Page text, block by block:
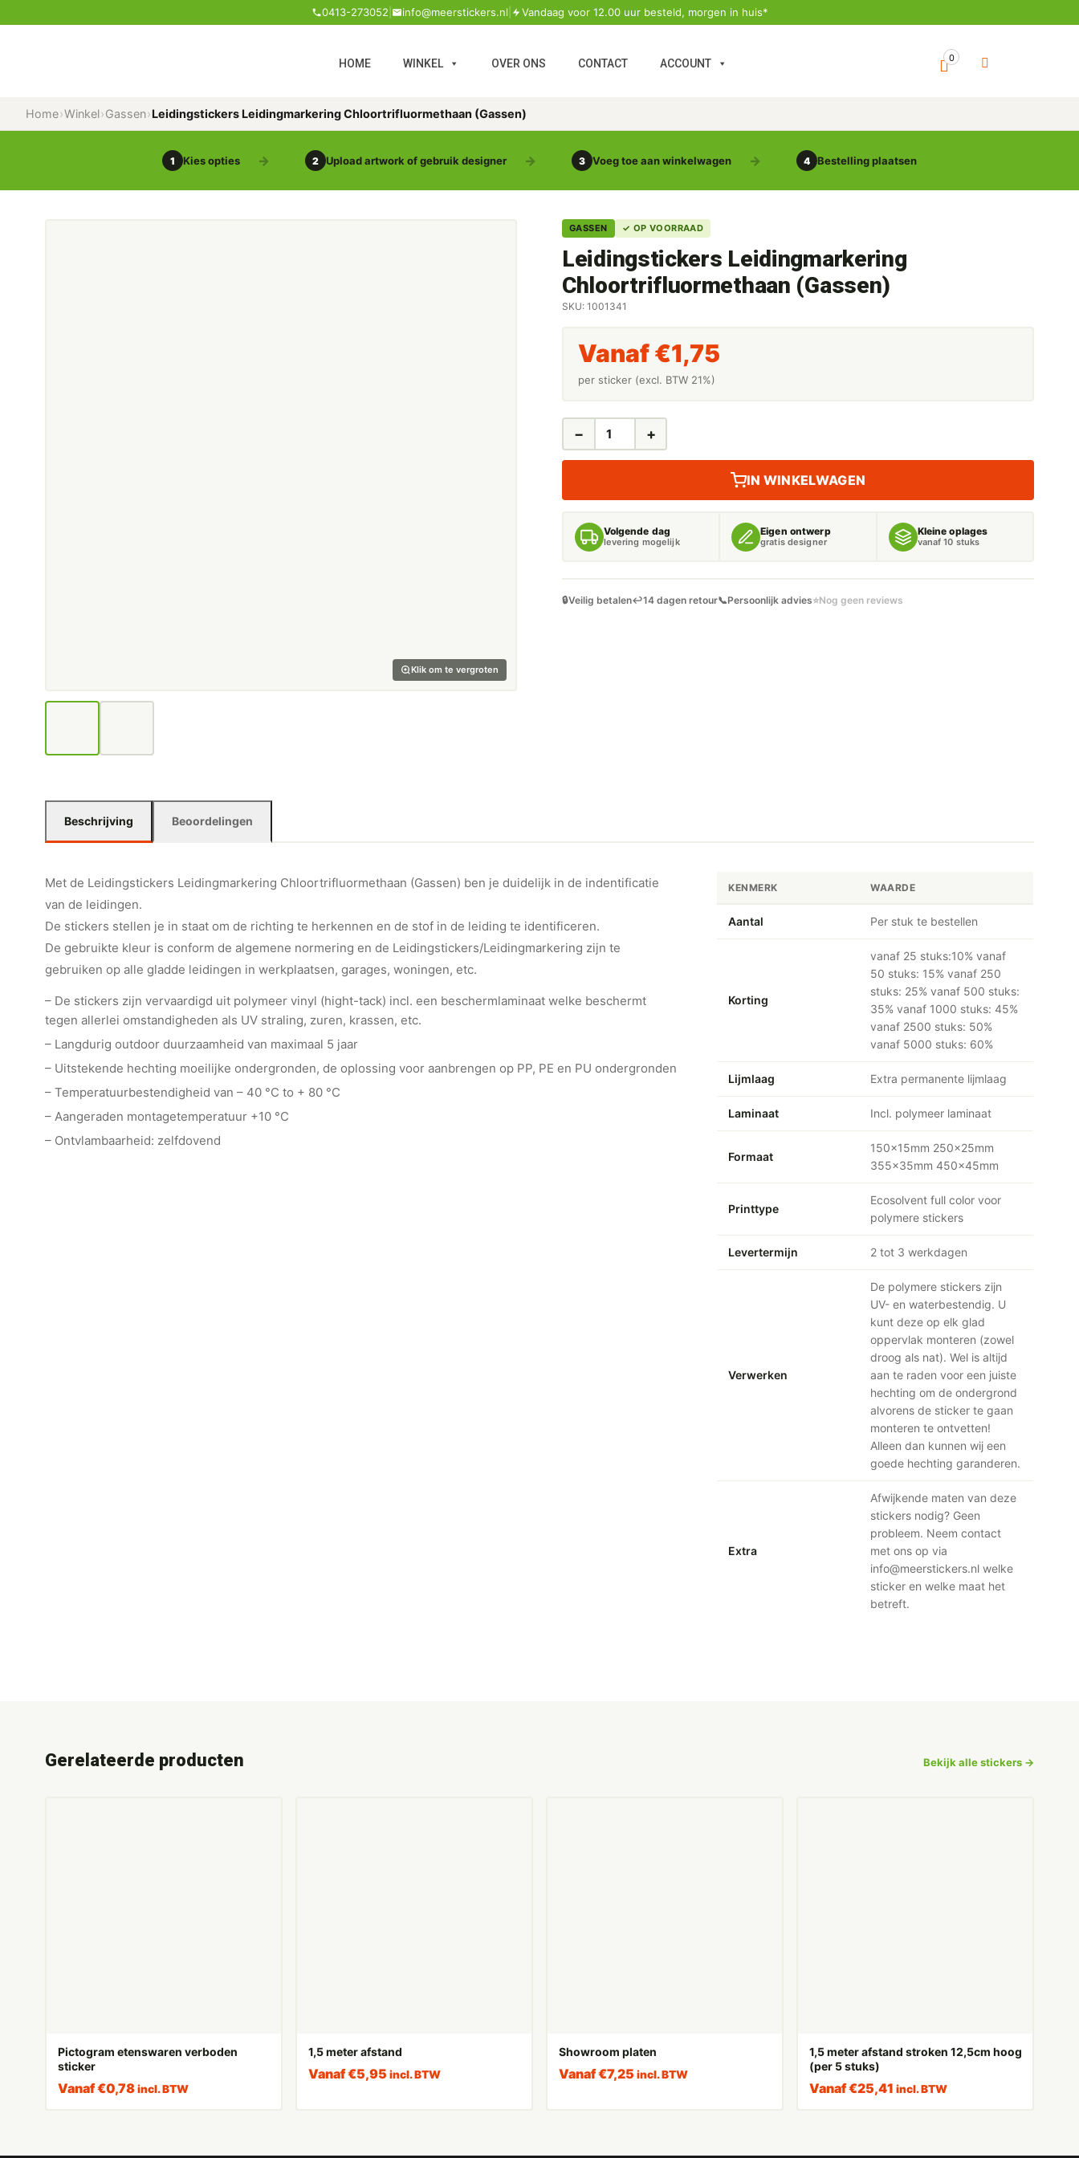
0413-273052 info@meerstickers.nl Vandaag voor 12.00 uur besteld, morgen in huis*
HOME WINKEL OVER ONS CONTACT ACCOUNT 0
Home›Winkel›Gassen›Leidingstickers Leidingmarkering Chloortrifluormethaan (Gassen)
1 Kies opties 2 Upload artwork of gebruik designer 3 Voeg toe aan winkelwagen 4 Bestelling plaatsen
Klik om te vergroten
GASSEN ✓ OP VOORRAAD
Leidingstickers Leidingmarkering
Chloortrifluormethaan (Gassen)
SKU: 1001341
Vanaf €1,75
per sticker (excl. BTW 21%)
LEIDINGSTICKERS
− +
IN WINKELWAGEN
Volgende dag
levering mogelijk
Eigen ontwerp
gratis designer
Kleine oplages
vanaf 10 stuks
🔒Veilig betalen↩️14 dagen retour📞Persoonlijk advies⭐Nog geen reviews
Beschrijving Beoordelingen
Met de Leidingstickers Leidingmarkering Chloortrifluormethaan (Gassen) ben je duidelijk in de indentificatie
van de leidingen.
De stickers stellen je in staat om de richting te herkennen en de stof in de leiding te identificeren.
De gebruikte kleur is conform de algemene normering en de Leidingstickers/Leidingmarkering zijn te
gebruiken op alle gladde leidingen in werkplaatsen, garages, woningen, etc.
– De stickers zijn vervaardigd uit polymeer vinyl (hight-tack) incl. een beschermlaminaat welke beschermt
tegen allerlei omstandigheden als UV straling, zuren, krassen, etc.
– Langdurig outdoor duurzaamheid van maximaal 5 jaar
– Uitstekende hechting moeilijke ondergronden, de oplossing voor aanbrengen op PP, PE en PU ondergronden
– Temperatuurbestendigheid van – 40 °C to + 80 °C
– Aangeraden montagetemperatuur +10 °C
– Ontvlambaarheid: zelfdovend
KENMERK WAARDE
Aantal Per stuk te bestellen
Korting
vanaf 25 stuks:10% vanaf
50 stuks: 15% vanaf 250
stuks: 25% vanaf 500 stuks:
35% vanaf 1000 stuks: 45%
vanaf 2500 stuks: 50%
vanaf 5000 stuks: 60%
Lijmlaag Extra permanente lijmlaag
Laminaat Incl. polymeer laminaat
Formaat
150x15mm 250x25mm
355x35mm 450x45mm
Printtype
Ecosolvent full color voor
polymere stickers
Levertermijn 2 tot 3 werkdagen
Verwerken
De polymere stickers zijn
UV- en waterbestendig. U
kunt deze op elk glad
oppervlak monteren (zowel
droog als nat). Wel is altijd
aan te raden voor een juiste
hechting om de ondergrond
alvorens de sticker te gaan
monteren te ontvetten!
Alleen dan kunnen wij een
goede hechting garanderen.
Extra
Afwijkende maten van deze
stickers nodig? Geen
probleem. Neem contact
met ons op via
info@meerstickers.nl welke
sticker en welke maat het
betreft.
Gerelateerde producten Bekijk alle stickers →
Pictogram etenswaren verboden
sticker
Vanaf€0,78 incl. BTW
1,5 meter afstand
Vanaf€5,95 incl. BTW
Showroom platen
Vanaf€7,25 incl. BTW
1,5 meter afstand stroken 12,5cm hoog
(per 5 stuks)
Vanaf€25,41 incl. BTW